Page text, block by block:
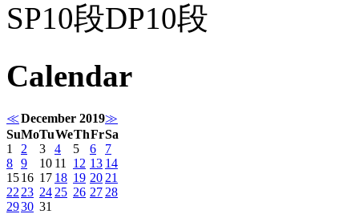
SP10段DP10段
Calendar
≪December 2019≫
SuMoTuWeThFrSa
1
2 3 4 5 6
7
8 9 10 11 12 13 14
1516 17 18 19 20 21
22 23 24 25 26 27 28
2930 31